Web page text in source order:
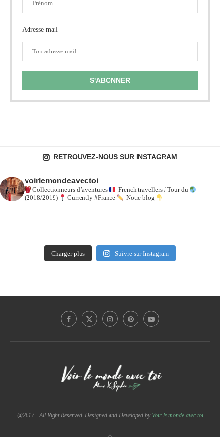
Adresse mail
RETROUVEZ-NOUS SUR INSTAGRAM
voirlemondeavectoi
Collectionneurs d’aventures
French travellers / Tour du
(2018/2019)
Currently #France Notre blog
Charger plus Suivre sur Instagram
@2017 - All Right Reserved. Designed and Developed by Voir le monde avec toi